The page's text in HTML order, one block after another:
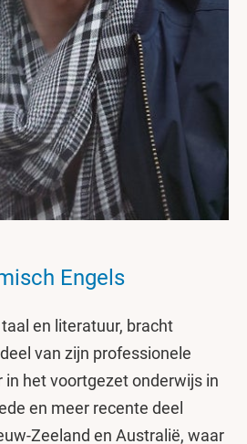
Engels
en literatuur, bracht
van zijn professionele
in het voortgezet onderwijs in
en meer recente deel
Zeeland en Australië, waar